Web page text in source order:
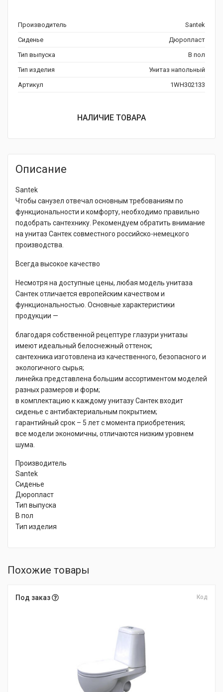
Производитель
Santek
Сиденье
Дюропласт
Тип выпуска
В пол
Тип изделия
Унитаз напольный
Артикул
1WH302133
НАЛИЧИЕ ТОВАРА
Описание
Santek
Чтобы санузел отвечал основным требованиям по
функциональности и комфорту, необходимо правильно
подобрать сантехнику. Рекомендуем обратить внимание
на унитаз Сантек совместного российско-немецкого
производства.
Всегда высокое качество
Несмотря на доступные цены, любая модель унитаза
Сантек отличается европейским качеством и
функциональностью. Основные характеристики
продукции —
благодаря собственной рецептуре глазури унитазы
имеют идеальный белоснежный оттенок;
сантехника изготовлена из качественного, безопасного и
экологичного сырья;
линейка представлена большим ассортиментом моделей
разных размеров и форм;
в комплектацию к каждому унитазу Сантек входит
сиденье с антибактериальным покрытием;
гарантийный срок – 5 лет с момента приобретения;
все модели экономичны, отличаются низким уровнем
шума.
Производитель
Santek
Сиденье
Дюропласт
Тип выпуска
В пол
Тип изделия
Похожие товары
Под заказ Код